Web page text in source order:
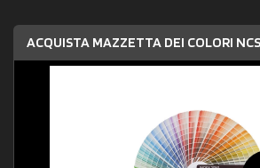
ACQUISTA MAZZETTA DEI COLORI NCS